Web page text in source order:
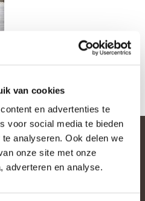
van cookies
en advertenties te
voor social media te bieden
analyseren. Ook delen we
onze site met onze
adverteren en analyse.